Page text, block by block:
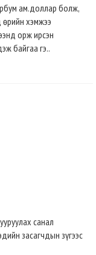
ам.доллар болж,
өрийн хэмжээ
орж ирсэн
байгаа гэ..
санал
засагчдын зүгээс